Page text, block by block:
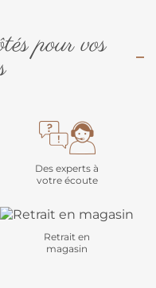
pour vos
Des experts à
votre écoute
Retrait en
magasin